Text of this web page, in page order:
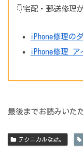
👇宅配・郵送修理
iPhone修理の
iPhone修理 ア
最後までお読みいた
テクニカルな話。